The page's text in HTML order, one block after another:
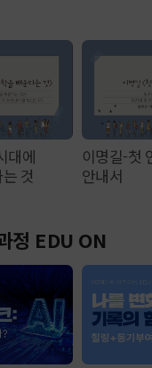
대에
것
이명길-첫
안내서
정 EDU ON